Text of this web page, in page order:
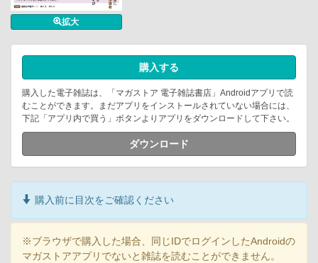
拡大
購入する
購入した電子雑誌は、「マガストア 電子雑誌書店」Androidアプリで読
むことができます。まだアプリをインストールされていない場合には、
下記「アプリ内で買う」ボタンよりアプリをダウンロードして下さい。
ダウンロード
購入前に目次をご確認ください
※ブラウザで購入した場合、同じIDでログインしたAndroidの
マガストアアプリでないと雑誌を読むことができません。